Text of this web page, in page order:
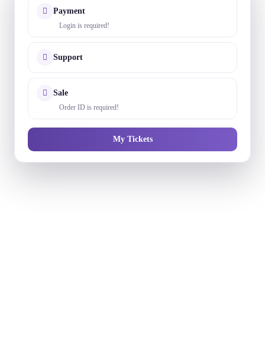
Payment
Login is required!
Support
Sale
Order ID is required!
My Tickets